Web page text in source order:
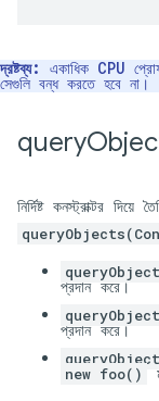
দ্রষ্টব্য: একাধিক CPU
সেগুলি বন্ধ করতে হবে না।
নির্দিষ্ট কনস্ট্রাক্টর
প্রদান করে।
প্রদান করে।
new foo()